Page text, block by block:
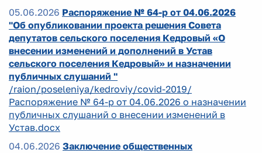
05.06.2026 Распоряжение № 64-р от 04.06.2026
"Об опубликовании проекта решения Совета
депутатов сельского поселения Кедровый «О
внесении изменений и дополнений в Устав
сельского поселения Кедровый» и назначении
публичных слушаний "
/raion/poseleniya/kedroviy/covid-2019/
Распоряжение № 64-р от 04.06.2026 о назначении
публичных слушаний о внесении изменений в
Устав.docx
04.06.2026 Заключение общественных